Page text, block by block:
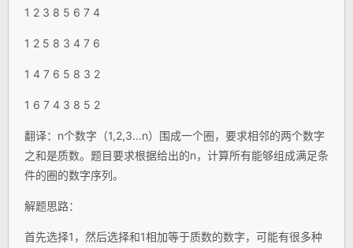
1 2 3 8 5 6 7 4
1 2 5 8 3 4 7 6
1 4 7 6 5 8 3 2
1 6 7 4 3 8 5 2
翻译：n个数字（1,2,3...n）围成一个圈，要求相邻的两个数字
之和是质数。题目要求根据给出的n，计算所有能够组成满足条
件的圈的数字序列。
解题思路：
首先选择1，然后选择和1相加等于质数的数字，可能有很多种